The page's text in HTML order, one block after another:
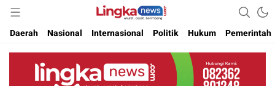
Lingkanews
Akurat. Cepat & Berimbang
Daerah
Nasional Internasional Politik Hukum Pemerintah